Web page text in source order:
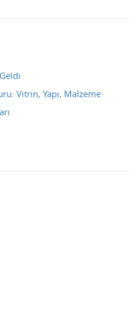
Vitrin, Yapı, Malzeme